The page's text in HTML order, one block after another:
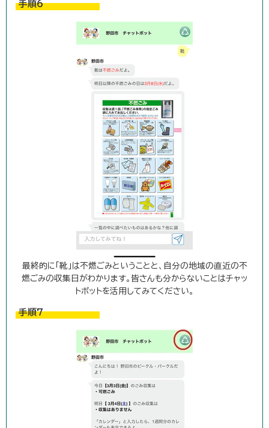
手順6
最終的に「靴」は不燃ごみということと、自分の地域の直近の不
燃ごみの収集日がわかります。皆さんも分からないことはチャッ
トボットを活用してみてください。
手順7